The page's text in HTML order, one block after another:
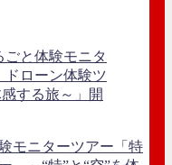
モニターツアー「特